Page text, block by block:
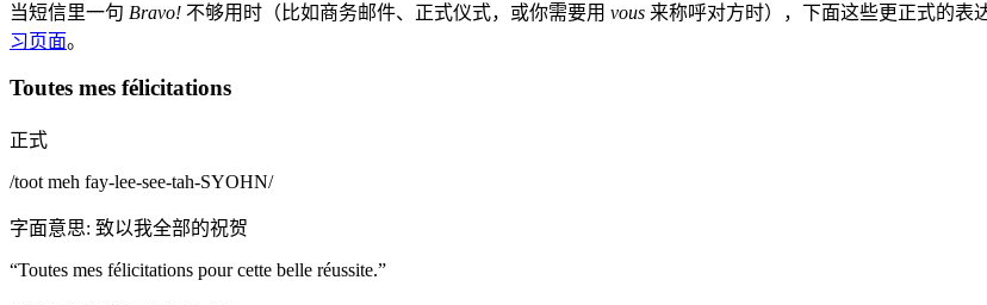
当短信里一句 Bravo! 不够用时（比如商务邮件、正式仪式，或你需要用 vous 来称呼对方时），下面这些更正式的表
习页面。
Toutes mes félicitations
正式
/toot meh fay-lee-see-tah-SYOHN/
字面意思: 致以我全部的祝贺
“Toutes mes félicitations pour cette belle réussite.”